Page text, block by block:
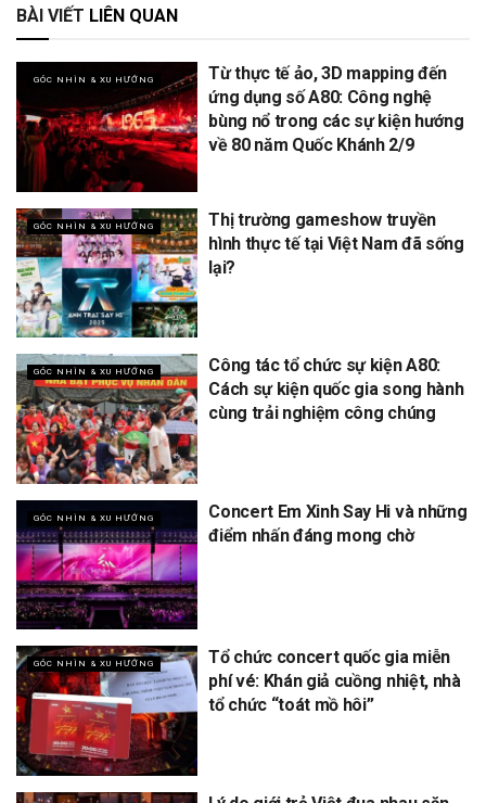
BÀI VIẾT LIÊN QUAN
GÓC NHÌN & XU HƯỚNG
Từ thực tế ảo, 3D mapping đến
ứng dụng số A80: Công nghệ
bùng nổ trong các sự kiện hướng
về 80 năm Quốc Khánh 2/9
GÓC NHÌN & XU HƯỚNG
Thị trường gameshow truyền
hình thực tế tại Việt Nam đã sống
lại?
GÓC NHÌN & XU HƯỚNG
Công tác tổ chức sự kiện A80:
Cách sự kiện quốc gia song hành
cùng trải nghiệm công chúng
GÓC NHÌN & XU HƯỚNG
Concert Em Xinh Say Hi và những
điểm nhấn đáng mong chờ
GÓC NHÌN & XU HƯỚNG
Tổ chức concert quốc gia miễn
phí vé: Khán giả cuồng nhiệt, nhà
tổ chức “toát mồ hôi”